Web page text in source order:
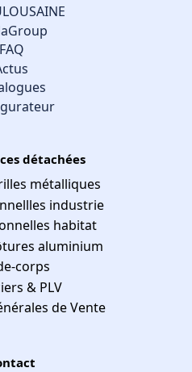
FAQ
détachées
métalliques
industrie
habitat
aluminium
corps
& PLV
de Vente